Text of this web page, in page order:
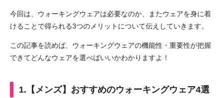
今回は、ウォーキングウェアは必要なのか、またウェアを身に着
けることで得られる3つのメリットについて伝えしていきます。
この記事を読めば、ウォーキングウェアの機能性・重要性が把握
できてどんなウェアを選べばいいかわかりますよ！
1.【メンズ】おすすめのウォーキングウェア4選